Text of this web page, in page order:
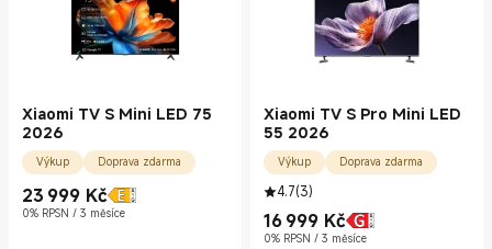
Xiaomi TV S Mini LED 75
2026
Výkup Doprava zdarma
23 999 Kč
Current Price Kč23999.00
0% RPSN / 3 měsíce
Xiaomi TV S Pro Mini LED
55 2026
Výkup Doprava zdarma
4.7(3)
16 999 Kč
Current Price Kč16999.00
0% RPSN / 3 měsíce